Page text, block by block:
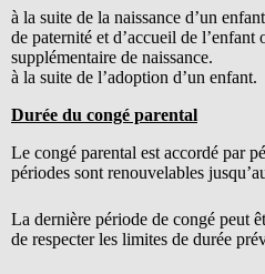
à la suite de la naissance d’un
de paternité et d’accueil de l’enfant
supplémentaire de naissance.
à la suite de l’adoption d’un enfant.
Durée du congé parental
Le congé parental est accordé par
périodes sont renouvelables
La dernière période de congé peut
de respecter les limites de durée